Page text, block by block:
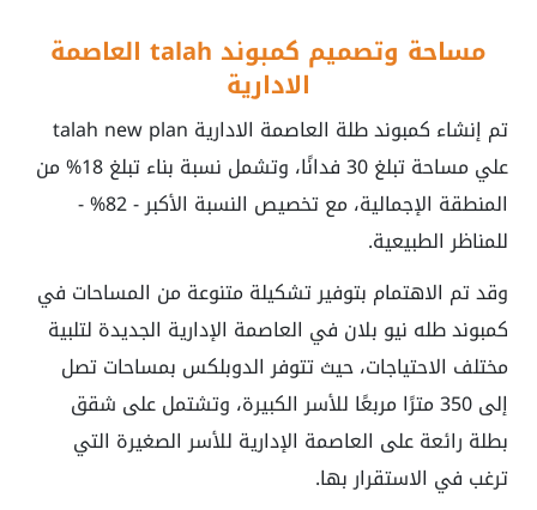
مساحة وتصميم كمبوند talah العاصمة
الادارية
تم إنشاء
كمبوند طلة العاصمة الادارية talah new plan
علي
مساحة تبلغ 30 فدانًا، وتشمل نسبة بناء تبلغ 18% من
المنطقة الإجمالية، مع تخصيص النسبة الأكبر - 82% -
للمناظر الطبيعية.
وقد تم الاهتمام بتوفير تشكيلة متنوعة من المساحات في
كمبوند طله نيو بلان في العاصمة الإدارية الجديدة لتلبية
مختلف الاحتياجات، حيث تتوفر الدوبلكس بمساحات تصل
إلى 350 مترًا مربعًا للأسر الكبيرة، وتشتمل على شقق
بطلة رائعة على العاصمة الإدارية للأسر الصغيرة التي
ترغب في الاستقرار بها.